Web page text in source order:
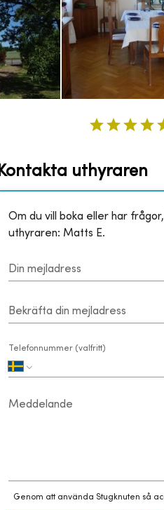
Kontakta uthyraren
Om du vill boka eller har
uthyraren: Matts E.
Din mejladress
Bekräfta din mejladress
Telefonnummer (valfritt)
Meddelande
Genom att använda Stugknuten så